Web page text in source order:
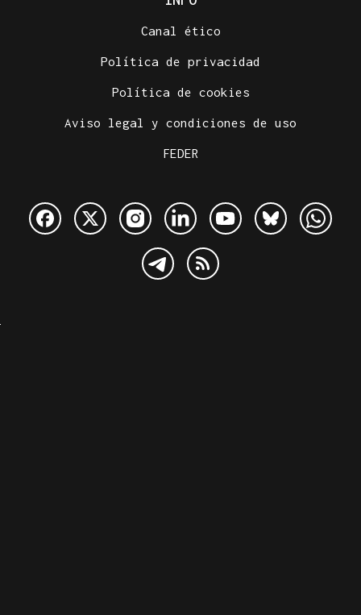
Canal ético
Política de privacidad
Política de cookies
Aviso legal y condiciones de uso
FEDER